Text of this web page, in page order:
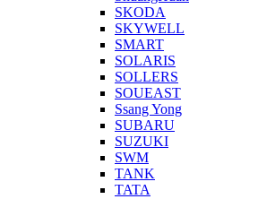
SKODA
SKYWELL
SMART
SOLARIS
SOLLERS
SOUEAST
Ssang Yong
SUBARU
SUZUKI
SWM
TANK
TATA